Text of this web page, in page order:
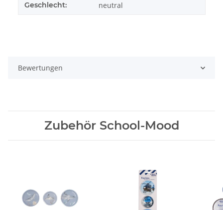
Geschlecht: neutral
Bewertungen
Zubehör School-Mood